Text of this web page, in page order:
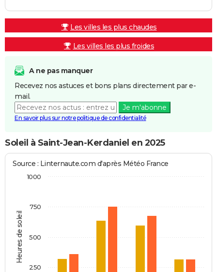
Les villes les plus chaudes
Les villes les plus froides
A ne pas manquer
Recevez nos astuces et bons plans directement par e-
mail.
Je m'abonne
En savoir plus sur notre politique de confidentialité
Soleil à Saint-Jean-Kerdaniel en 2025
Heures de soleil
Source : Linternaute.com d'après Météo France
250
500
750
1000